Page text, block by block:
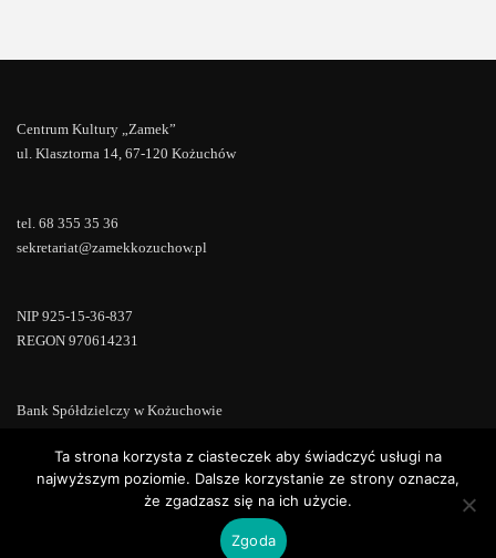
Centrum Kultury „Zamek”
ul. Klasztorna 14, 67-120 Kożuchów
tel. 68 355 35 36
sekretariat@zamekkozuchow.pl
NIP 925-15-36-837
REGON 970614231
Bank Spółdzielczy w Kożuchowie
WordPress |ConsultStreet theme by
Ta strona korzysta z ciasteczek aby świadczyć usługi na
najwyższym poziomie. Dalsze korzystanie ze strony oznacza,
że zgadzasz się na ich użycie.
Zgoda